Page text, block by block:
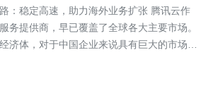
定高速，助力海外业务扩张 腾讯云作
务提供商，早已覆盖了全球各大主要市场。
济体，对于中国企业来说具有巨大的市场潜